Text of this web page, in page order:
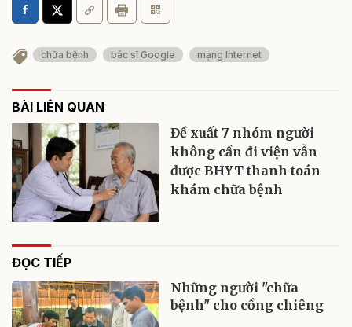
chữa bệnh bác sĩ Google mạng Internet
BÀI LIÊN QUAN
Đề xuất 7 nhóm người
không cần đi viện vẫn
được BHYT thanh toán
khám chữa bệnh
ĐỌC TIẾP
Những người "chữa
bệnh" cho cồng chiêng